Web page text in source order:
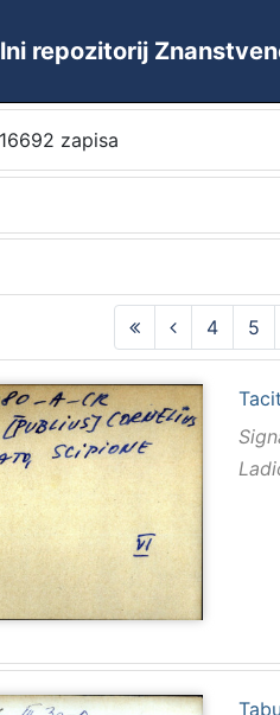
repozitorij
zapisa
4 5